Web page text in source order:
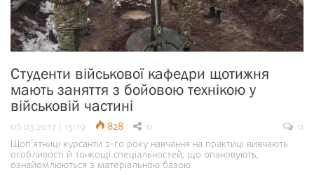
Студенти військової кафедри щотижня
мають заняття з бойовою технікою у
військовій частині
06.03.2017 | 15:19 828 0
0
Щоп’ятниці курсанти 2-го року навчання на практиці вивчають
особливості й тонкощі спеціальностей, що опановують,
ознайомлюються з матеріальною базою